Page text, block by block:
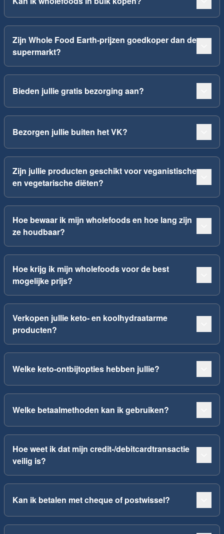
Zijn Whole Food Earth-prijzen goedkoper dan de
supermarkt?
Bieden jullie gratis bezorging aan?
Bezorgen jullie buiten het VK?
Zijn jullie producten geschikt voor veganistische
en vegetarische diëten?
Hoe bewaar ik mijn wholefoods en hoe lang zijn
ze houdbaar?
Hoe krijg ik mijn wholefoods voor de best
mogelijke prijs?
Verkopen jullie keto- en koolhydraatarme
producten?
Welke keto-ontbijtopties hebben jullie?
Welke betaalmethoden kan ik gebruiken?
Hoe weet ik dat mijn credit-/debitcardtransactie
veilig is?
Kan ik betalen met cheque of postwissel?